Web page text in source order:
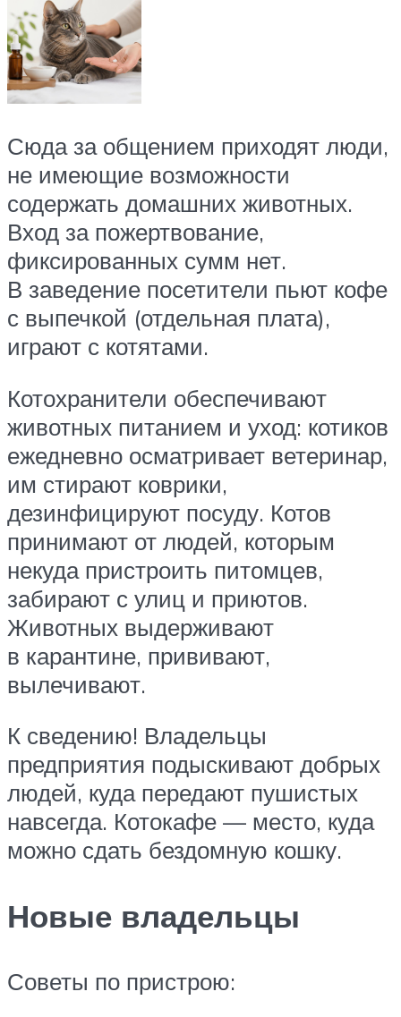
Сюда за общением приходят люди,
не имеющие возможности
содержать домашних животных.
Вход за пожертвование,
фиксированных сумм нет.
В заведение посетители пьют кофе
с выпечкой (отдельная плата),
играют с котятами.
Котохранители обеспечивают
животных питанием и уход: котиков
ежедневно осматривает ветеринар,
им стирают коврики,
дезинфицируют посуду. Котов
принимают от людей, которым
некуда пристроить питомцев,
забирают с улиц и приютов.
Животных выдерживают
в карантине, прививают,
вылечивают.
К сведению! Владельцы
предприятия подыскивают добрых
людей, куда передают пушистых
навсегда. Котокафе — место, куда
можно сдать бездомную кошку.
Новые владельцы
Советы по пристрою: